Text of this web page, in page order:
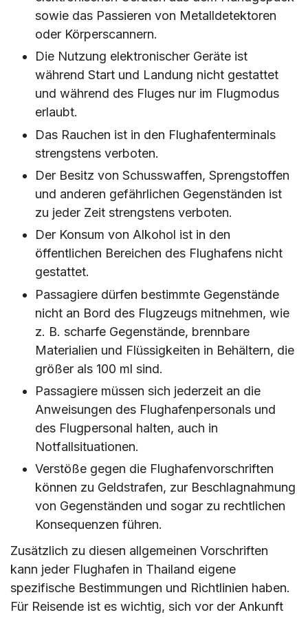
sowie das Passieren von Metalldetektoren
oder Körperscannern.
Die Nutzung elektronischer Geräte ist
während Start und Landung nicht gestattet
und während des Fluges nur im Flugmodus
erlaubt.
Das Rauchen ist in den Flughafenterminals
strengstens verboten.
Der Besitz von Schusswaffen, Sprengstoffen
und anderen gefährlichen Gegenständen ist
zu jeder Zeit strengstens verboten.
Der Konsum von Alkohol ist in den
öffentlichen Bereichen des Flughafens nicht
gestattet.
Passagiere dürfen bestimmte Gegenstände
nicht an Bord des Flugzeugs mitnehmen, wie
z. B. scharfe Gegenstände, brennbare
Materialien und Flüssigkeiten in Behältern, die
größer als 100 ml sind.
Passagiere müssen sich jederzeit an die
Anweisungen des Flughafenpersonals und
des Flugpersonal halten, auch in
Notfallsituationen.
Verstöße gegen die Flughafenvorschriften
können zu Geldstrafen, zur Beschlagnahmung
von Gegenständen und sogar zu rechtlichen
Konsequenzen führen.
Zusätzlich zu diesen allgemeinen Vorschriften
kann jeder Flughafen in Thailand eigene
spezifische Bestimmungen und Richtlinien haben.
Für Reisende ist es wichtig, sich vor der Ankunft